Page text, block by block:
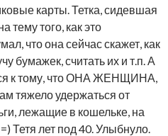
карты. Тетка, сидевшая
тему того, как это
что она сейчас скажет, как
бумажек, считать их и т.п. А
к тому, что ОНА ЖЕНЩИНА,
тяжело удержаться от
лежащие в кошельке, на
Тетя лет под 40. Улыбнуло.